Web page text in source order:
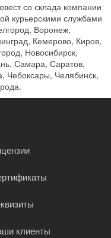
со склада компании
курьерскими службами
Воронеж,
Кемерово, Киров,
Новосибирск,
Самара, Саратов,
Чебоксары, Челябинск,
клиенты